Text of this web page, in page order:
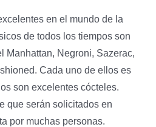
en el mundo de la
de todos los tiempos son
Manhattan, Negroni, Sazerac,
Cada uno de ellos es
son excelentes cócteles.
que serán solicitados en
por muchas personas.